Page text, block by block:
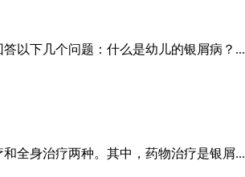
以下几个问题：什么是幼儿的银屑病？...
全身治疗两种。其中，药物治疗是银屑...